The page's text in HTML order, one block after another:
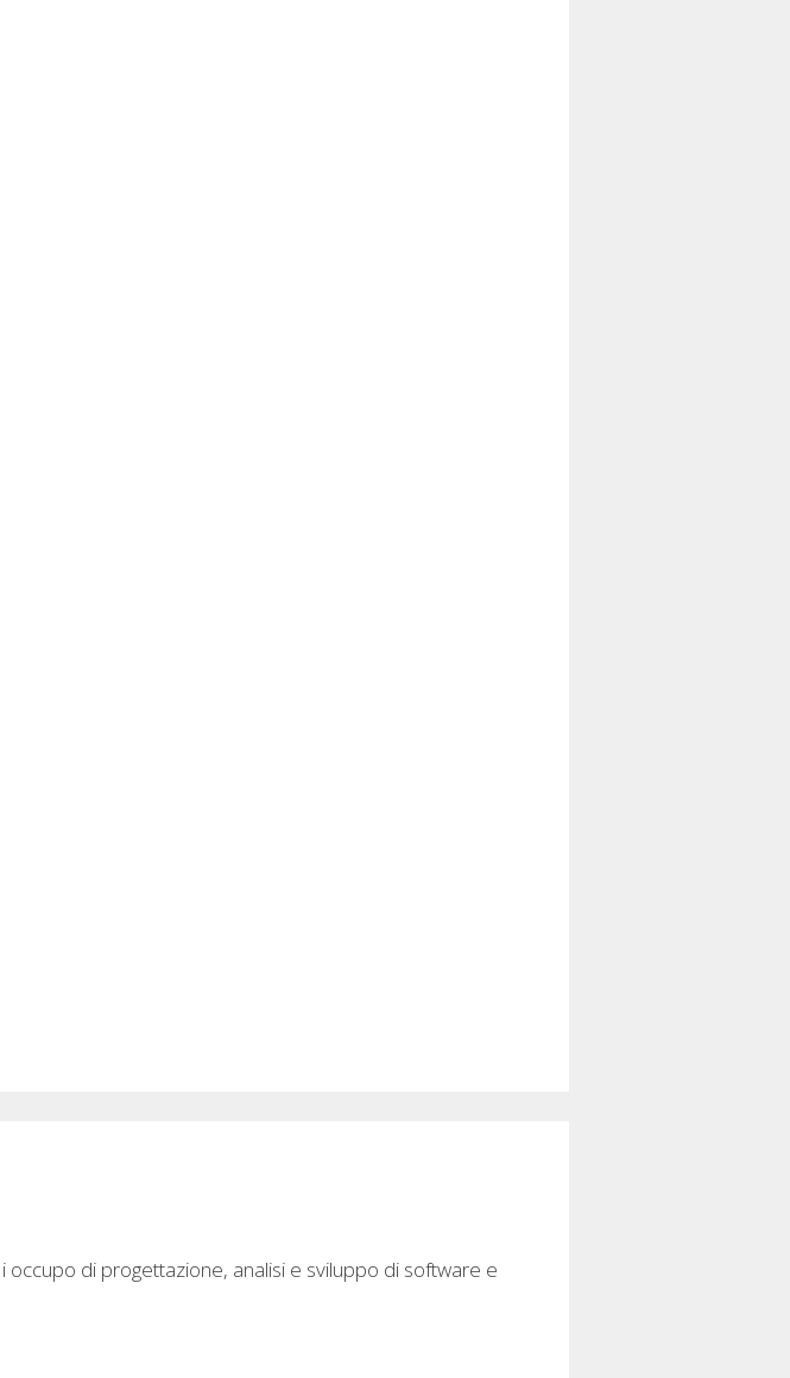
di progettazione, analisi e sviluppo di software e